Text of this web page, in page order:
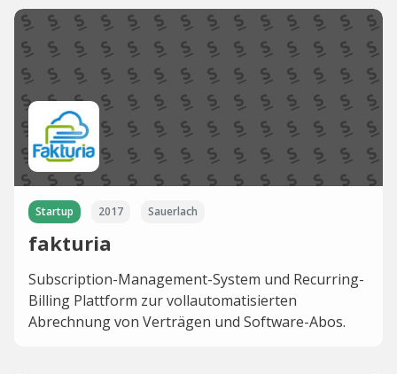
Startup 2017 Sauerlach
fakturia
Subscription-Management-System und Recurring-
Billing Plattform zur vollautomatisierten
Abrechnung von Verträgen und Software-Abos.